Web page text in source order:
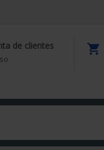
de clientes 